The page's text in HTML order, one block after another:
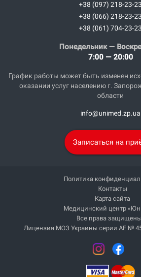
Понедельник —
7:00 — 20:00
График работы может быть изменен
оказании услуг населению г.
области
info@unimed.zp.ua
Записаться на
+38 (097) 218-23-23
+38 (066) 218-23-23
+38 (061) 704-23-23
Политика
Контакты
Карта сайта
Медицинский центр
Все права
Лицензия МОЗ Украины серии АЕ №